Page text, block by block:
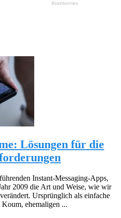
Lösungen für die
Instant-Messaging-Apps,
2009 die Art und Weise, wie wir
Ursprünglich als einfache
ehemaligen ...